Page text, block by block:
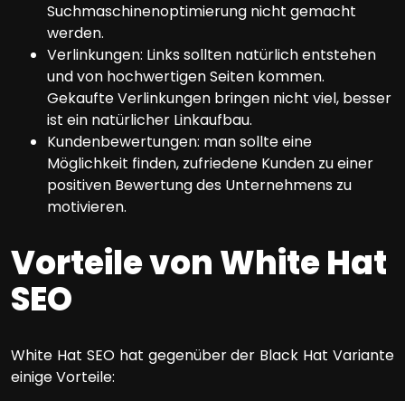
Suchmaschinenoptimierung nicht gemacht
werden.
Verlinkungen: Links sollten natürlich entstehen
und von hochwertigen Seiten kommen.
Gekaufte Verlinkungen bringen nicht viel, besser
ist ein natürlicher Linkaufbau.
Kundenbewertungen: man sollte eine
Möglichkeit finden, zufriedene Kunden zu einer
positiven Bewertung des Unternehmens zu
motivieren.
Vorteile von White Hat
SEO
White Hat SEO hat gegenüber der Black Hat Variante
einige Vorteile: